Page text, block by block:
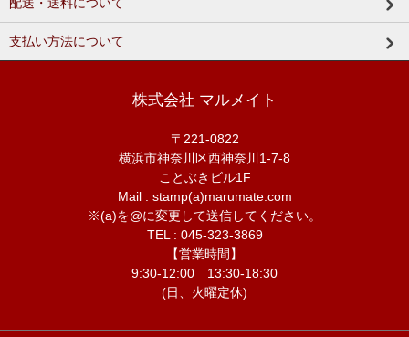
配送・送料について
支払い方法について
株式会社 マルメイト
〒221-0822
横浜市神奈川区西神奈川1-7-8
ことぶきビル1F
Mail : stamp(a)marumate.com
※(a)を@に変更して送信してください。
TEL : 045-323-3869
【営業時間】
9:30-12:00 13:30-18:30
(日、火曜定休)